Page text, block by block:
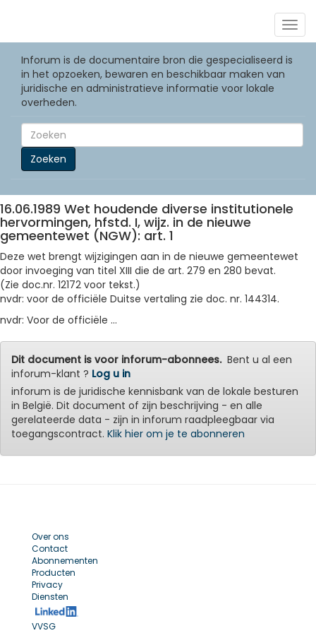
Inforum is de documentaire bron die gespecialiseerd is
in het opzoeken, bewaren en beschikbaar maken van
juridische en administratieve informatie voor lokale
overheden.
Zoeken
16.06.1989 Wet houdende diverse institutionele
hervormingen, hfstd. I, wijz. in de nieuwe
gemeentewet (NGW): art. 1
Deze wet brengt wijzigingen aan in de nieuwe gemeentewet
door invoeging van titel XIII die de art. 279 en 280 bevat.
(Zie doc.nr. 12172 voor tekst.)
nvdr: voor de officiële Duitse vertaling zie doc. nr. 144314.
nvdr: Voor de officiële ...
Dit document is voor inforum-abonnees.Bent u al een
inforum-klant ? Log u in
inforum is de juridische kennisbank van de lokale besturen
in België. Dit document of zijn beschrijving - en alle
gerelateerde data - zijn in inforum raadpleegbaar via
toegangscontract. Klik hier om je te abonneren
Over ons
Contact
Abonnementen
Producten
Privacy
Diensten
VVSG